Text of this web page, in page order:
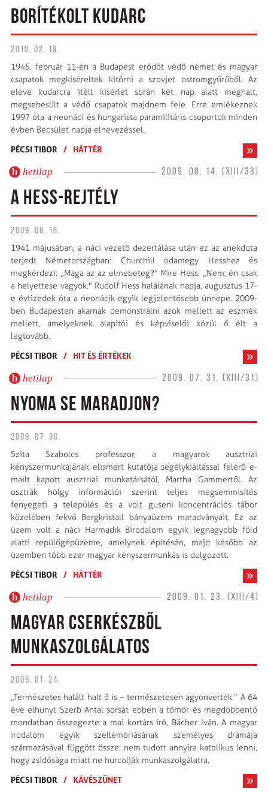
BORÍTÉKOLT KUDARC
2010. 02. 19.
1945. február 11-én a Budapest erődöt védő német és magyar
csapatok megkíséreltek kitörni a szovjet ostromgyűrűből. Az
eleve kudarcra ítélt kísérlet során két nap alatt meghalt,
megsebesült a védő csapatok majdnem fele. Erre emlékeznek
1997 óta a neonáci és hungarista paramilitáris csoportok minden
évben Becsület napja elnevezéssel.
PÉCSI TIBOR
/ HÁTTÉR
hetilap 2009. 08. 14. (XIII/33)
A HESS-REJTÉLY
2009. 08. 16.
1941 májusában, a náci veze­tő dezertálása után ez az anekdota
terjedt Németországban: Churchill odamegy Hesshez és
megkérdezi: „Maga az az elmebeteg?" Mire Hess: „Nem, én csak
a helyettese vagyok." Rudolf Hess halálának napja, augusztus 17-
e évtizedek óta a neonácik egyik legjelen­tő­sebb ünnepe. 2009-
ben Budapesten akarnak demonstrálni azok mellett az eszmék
mellett, amelyeknek alapítói és képviselői közül ő élt a
legtovább.
PÉCSI TIBOR
/ HIT ÉS ÉRTÉKEK
hetilap 2009. 07. 31. (XIII/31)
NYOMA SE MARADJON?
2009. 07. 30.
Szita Szabolcs professzor, a magyarok ausztriai
kényszermunkájának elismert kutatója segélykiáltással felérő e-
mailt kapott ausztriai munkatársától, Martha Gammertől. Az
osztrák hölgy információi szerint teljes megsemmisítés
fenyegeti a település és a volt guseni koncentrációs tábor
közelében fekvő Bergkristall bányaüzem maradványait. Ez az
üzem volt a náci Harmadik Birodalom egyik legnagyobb föld
alatti repülőgépüzeme, amelynek építésén, majd később az
üzemben több ezer magyar kényszermunkás is dolgozott.
PÉCSI TIBOR
/ HÁTTÉR
hetilap 2009. 01. 23. (XIII/4)
MAGYAR CSERKÉSZBŐL
MUNKASZOLGÁLATOS
2009. 01. 24.
„Természetes halált halt ő is – természetesen agyon­verték.” A 64
éve elhunyt Szerb Antal sorsát ebben a tömör és megdöbbentő
mondatban összegezte a mai kortárs író, Bächer Iván. A magyar
irodalom egyik szellemóriásának személyes drámája
származásával függött össze: nem tudott annyira katolikus lenni,
hogy zsidósága miatt ne hurcolják munkaszolgálatra.
PÉCSI TIBOR
/ KÁVÉSZÜNET